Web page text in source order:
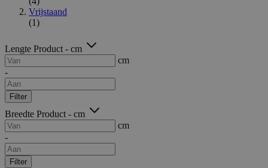
Vrijstaand
(1)
Lengte Product - cm
cm
-
Filter
Breedte Product - cm
cm
-
Filter